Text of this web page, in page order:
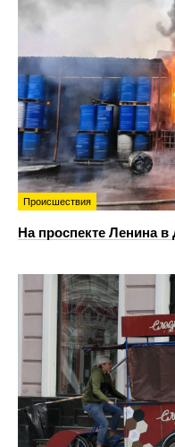
Происшествия
На проспекте Ленина